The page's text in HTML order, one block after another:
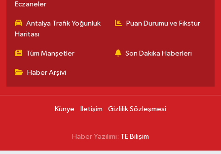
Eczaneler
Antalya Trafik Yoğunluk
Haritası
Puan Durumu ve Fikstür
Tüm Manşetler Son Dakika Haberleri
Haber Arşivi
Künye İletişim Gizlilik Sözleşmesi
Haber Yazılımı: TE Bilişim